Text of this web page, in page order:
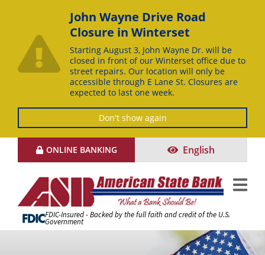
John Wayne Drive Road
Closure in Winterset
Starting August 3, John Wayne Dr. will be
closed in front of our Winterset office due to
street repairs. Our location will only be
accessible through E Lane St. Closures are
expected to last one week.
Don't show again
ONLINE BANKING English
FDIC-Insured - Backed by the full faith and credit of the U.S.
Government